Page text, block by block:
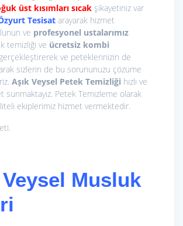
üst kısımları sıcak şikayetiniz var
Tesisat arayarak hizmet
ve profesyonel ustalarımız
temizliği ve ücretsiz kombi
gerçekleştirerek ve peteklerinizin de
sizlerin de bu sorununuzu çözüme
Aşık Veysel Petek Temizliği hızlı ve
sunmaktayız. Petek Temizleme olarak
ekiplerimiz hizmet vermektedir.
Veysel Musluk